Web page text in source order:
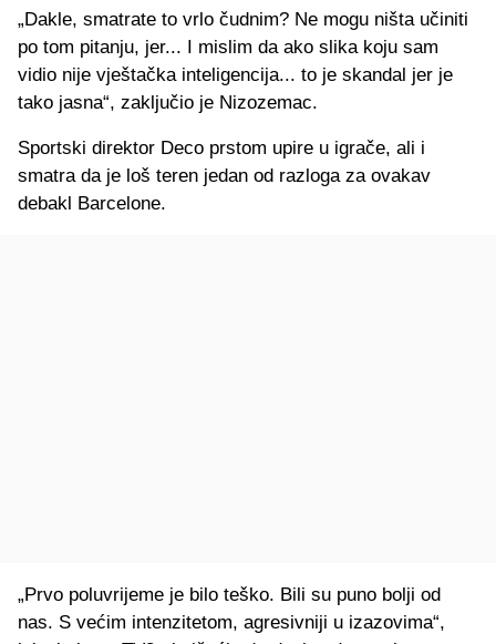
„Dakle, smatrate to vrlo čudnim? Ne mogu ništa učiniti
po tom pitanju, jer... I mislim da ako slika koju sam
vidio nije vještačka inteligencija... to je skandal jer je
tako jasna“, zaključio je Nizozemac.
Sportski direktor Deco prstom upire u igrače, ali i
smatra da je loš teren jedan od razloga za ovakav
debakl Barcelone.
„Prvo poluvrijeme je bilo teško. Bili su puno bolji od
nas. S većim intenzitetom, agresivniji u izazovima“,